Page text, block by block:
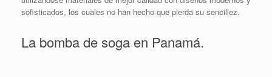
sofisticados, los cuales no han hecho que pierda su sencillez.
La bomba de soga en Panamá.